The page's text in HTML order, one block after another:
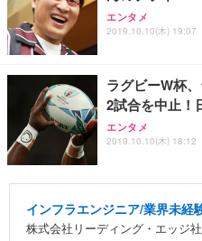
エンタメ
2019.10.10(木) 19:07
ラグビーW杯
2試合を中止！
エンタメ
2019.10.10(木) 18:12
インフラエンジニア/業界未経
株式会社リーディング・エッジ社